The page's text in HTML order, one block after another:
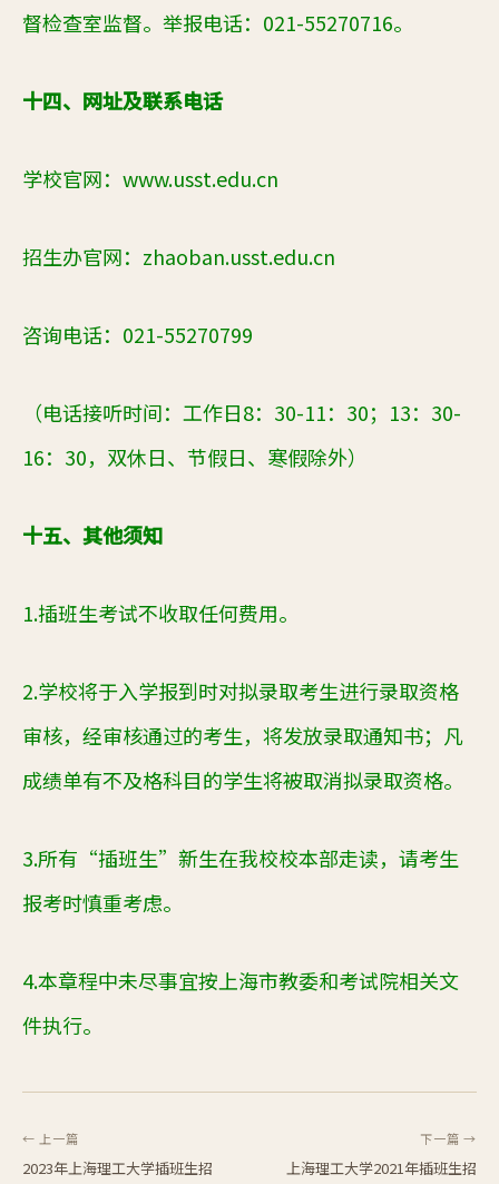
督检查室监督。举报电话： 021-55270716。
十四、网址及联系电话
学校官网： www.usst.edu.cn
招生办官网： zhaoban.usst.edu.cn
咨询电话： 021-55270799
（电话接听时间：工作日8： 30-11： 30； 13： 30-
16： 30，双休日、节假日、寒假除外）
十五、其他须知
1.插班生考试不收取任何费用。
2.学校将于入学报到时对拟录取考生进行录取资格
审核，经审核通过的考生，将发放录取通知书；凡
成绩单有不及格科目的学生将被取消拟录取资格。
3.所有“插班生”新生在我校校本部走读，请考生
报考时慎重考虑。
4.本章程中未尽事宜按上海市教委和考试院相关文
件执行。
← 上一篇
2023年上海理工大学插班生招
下一篇 →
上海理工大学2021年插班生招